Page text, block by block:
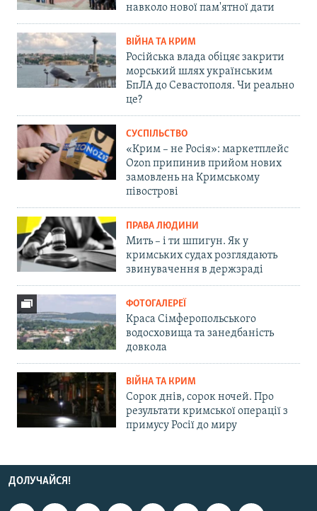
навколо нової пам'ятної дати
ВІЙНА ТА КРИМ
Російська влада обіцяє закрити
морський шлях українським
БпЛА до Севастополя. Чи реально
це?
СУСПІЛЬСТВО
«Крим – не Росія»: маркетплейс
Ozon припинив прийом нових
замовлень на Кримському
півострові
ПРАВА ЛЮДИНИ
Мить – і ти шпигун. Як у
кримських судах розглядають
звинувачення в держзраді
ФОТОГАЛЕРЕЇ
Краса Сімферопольського
водосховища та занедбаність
довкола
ВІЙНА ТА КРИМ
Сорок днів, сорок ночей. Про
результати кримської операції з
примусу Росії до миру
ДОЛУЧАЙСЯ!